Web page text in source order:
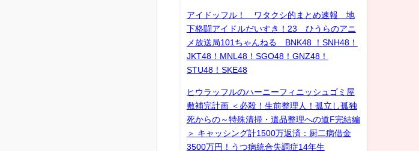
アイドッフル！ ワタクシ的まとめ速報 地
下格闘アイドルだいすき！23 ひうらのアニ
メ放送局101ちゃんねる BNK48 ！SNH48！
JKT48！MNL48！SGO48！GNZ48！
STU48！SKE48
ヒウラッフルのハーニーフィニッシュゴミ屋
敷補完計画 ＜必殺！生前整理人！孤立し孤独
死からの～特殊清掃・遺品整理への道F完結編
＞ キャッシング計1500万返済：厨二病借金
3500万円！うつ病統合失調症14年生